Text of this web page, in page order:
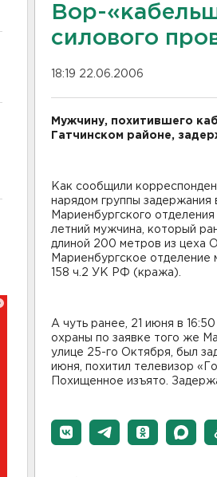
Вор-
силового
18:19 22.06.2006
Мужчину, похитившего
Гатчинском районе,
Как сообщили
нарядом группы задержания
Мариенбургского
летний мужчина, который
длиной 200 метров из цеха
Мариенбургское отделение
158 ч.2 УК РФ (кража).
А чуть ранее, 21 июня в
охраны по заявке того же
улице 25-го Октября, был
июня, похитил телевизор
Похищенное изъято.